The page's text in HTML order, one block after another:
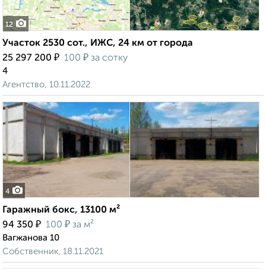
12
Участок 2530 сот., ИЖС, 24 км от города
25 297 200 ₽ 100 ₽ за сотку
4
Агентство, 10.11.2022
4
Гаражный бокс, 13100 м²
94 350 ₽ 100 ₽ за м²
Вагжанова 10
Собственник, 18.11.2021